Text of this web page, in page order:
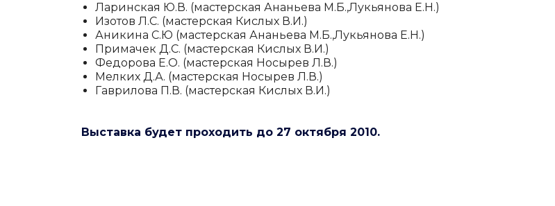
Ларинская Ю.В. (мастерская Ананьева М.Б.,Лукьянова Е.Н.)
Изотов Л.С. (мастерская Кислых В.И.)
Аникина С.Ю (мастерская Ананьева М.Б.,Лукьянова Е.Н.)
Примачек Д.С. (мастерская Кислых В.И.)
Федорова Е.О. (мастерская Носырев Л.В.)
Мелких Д.А. (мастерская Носырев Л.В.)
Гаврилова П.В. (мастерская Кислых В.И.)
Выставка будет проходить до 27 октября 2010.